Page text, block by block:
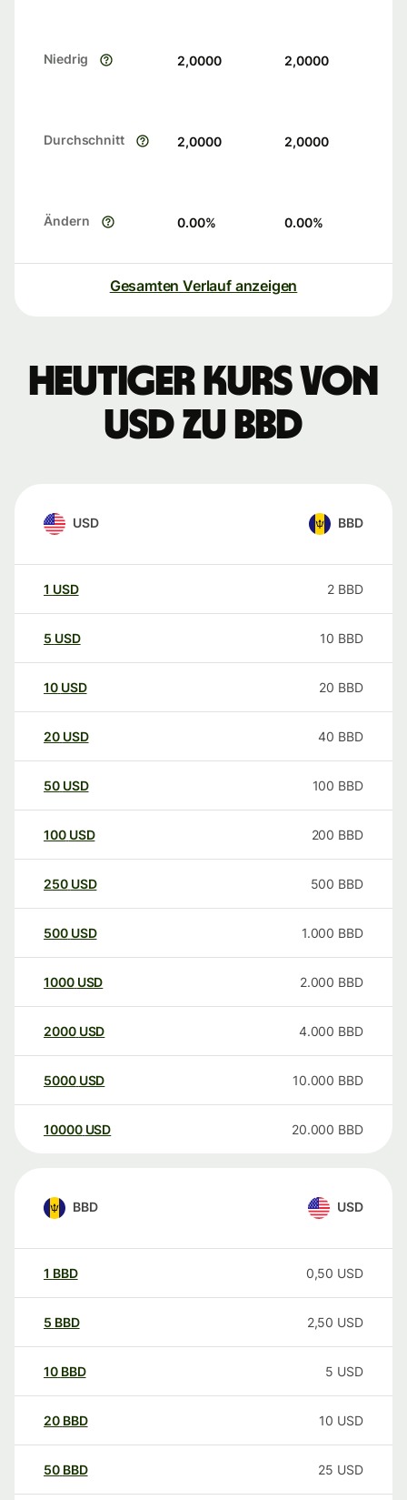
Niedrig 2,0000 2,0000
Durchschnitt 2,0000 2,0000
Ändern 0.00% 0.00%
Gesamten Verlauf anzeigen
Heutiger Kurs von
USD zu BBD
USD BBD
1 USD 2 BBD
5 USD 10 BBD
10 USD 20 BBD
20 USD 40 BBD
50 USD 100 BBD
100 USD 200 BBD
250 USD 500 BBD
500 USD 1.000 BBD
1000 USD 2.000 BBD
2000 USD 4.000 BBD
5000 USD 10.000 BBD
10000 USD 20.000 BBD
BBD USD
1 BBD 0,50 USD
5 BBD 2,50 USD
10 BBD 5 USD
20 BBD 10 USD
50 BBD 25 USD